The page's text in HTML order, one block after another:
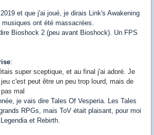
et que j'ai joué, je dirais Link's Awakening
ont été massacrées.
Bioshock 2 (peu avant Bioshock). Un FPS
:
super sceptique, et au final j'ai adoré. Je
c'est peut être un peu trop lourd, mais de
mal
je vais dire Tales Of Vesperia. Les Tales
RPGs, mais ToV était plaisant, pour moi
et Rebirth.